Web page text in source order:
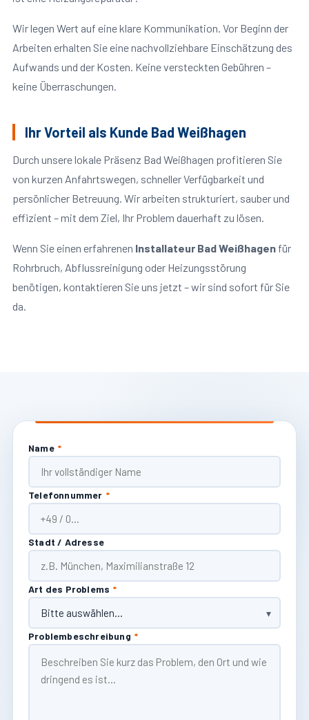
Wir legen Wert auf eine klare Kommunikation. Vor Beginn der
Arbeiten erhalten Sie eine nachvollziehbare Einschätzung des
Aufwands und der Kosten. Keine versteckten Gebühren –
keine Überraschungen.
Ihr Vorteil als Kunde Bad Weißhagen
Durch unsere lokale Präsenz Bad Weißhagen profitieren Sie
von kurzen Anfahrtswegen, schneller Verfügbarkeit und
persönlicher Betreuung. Wir arbeiten strukturiert, sauber und
effizient – mit dem Ziel, Ihr Problem dauerhaft zu lösen.
Wenn Sie einen erfahrenen Installateur Bad Weißhagenfür
Rohrbruch, Abflussreinigung oder Heizungsstörung
benötigen, kontaktieren Sie uns jetzt – wir sind sofort für Sie
da.
Name *
Telefonnummer *
Stadt / Adresse
Art des Problems *
Problembeschreibung *